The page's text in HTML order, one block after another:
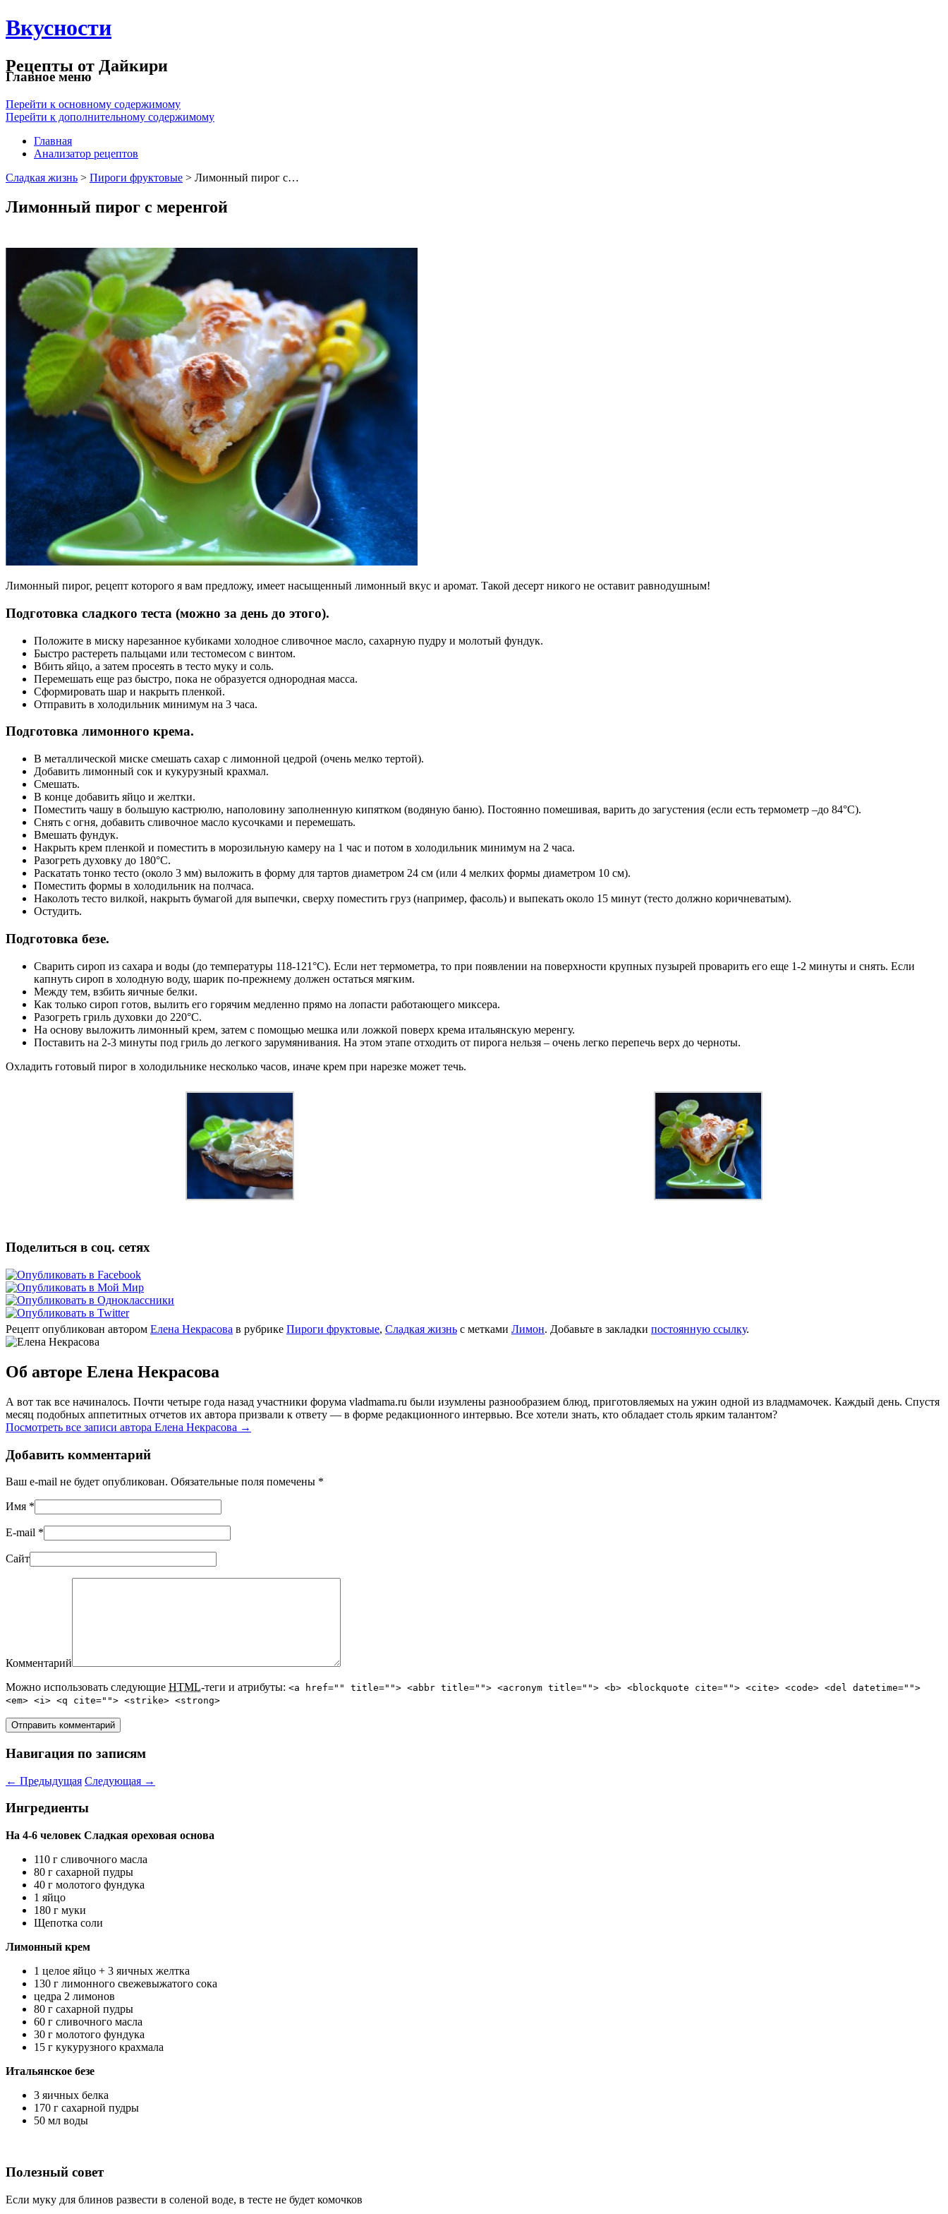
Вкусности
Рецепты от Дайкири
Главное меню
Перейти к основному содержимому
Перейти к дополнительному содержимому
Главная
Анализатор рецептов
Сладкая жизнь > Пироги фруктовые > Лимонный пирог с…
Лимонный пирог с меренгой
Лимонный пирог, рецепт которого я вам предложу, имеет насыщенный лимонный вкус и аромат. Такой десерт никого не оставит равнодушным!
Подготовка сладкого теста (можно за день до этого).
Положите в миску нарезанное кубиками холодное сливочное масло, сахарную пудру и молотый фундук.
Быстро растереть пальцами или тестомесом с винтом.
Вбить яйцо, а затем просеять в тесто муку и соль.
Перемешать еще раз быстро, пока не образуется однородная масса.
Сформировать шар и накрыть пленкой.
Отправить в холодильник минимум на 3 часа.
Подготовка лимонного крема.
В металлической миске смешать сахар с лимонной цедрой (очень мелко тертой).
Добавить лимонный сок и кукурузный крахмал.
Смешать.
В конце добавить яйцо и желтки.
Поместить чашу в большую кастрюлю, наполовину заполненную кипятком (водяную баню). Постоянно помешивая, варить до загустения (если есть термометр –до 84°C).
Снять с огня, добавить сливочное масло кусочками и перемешать.
Вмешать фундук.
Накрыть крем пленкой и поместить в морозильную камеру на 1 час и потом в холодильник минимум на 2 часа.
Разогреть духовку до 180°C.
Раскатать тонко тесто (около 3 мм) выложить в форму для тартов диаметром 24 см (или 4 мелких формы диаметром 10 см).
Поместить формы в холодильник на полчаса.
Наколоть тесто вилкой, накрыть бумагой для выпечки, сверху поместить груз (например, фасоль) и выпекать около 15 минут (тесто должно коричневатым).
Остудить.
Подготовка безе.
Сварить сироп из сахара и воды (до температуры 118-121°C). Если нет термометра, то при появлении на поверхности крупных пузырей проварить его еще 1-2 минуты и снять. Если
капнуть сироп в холодную воду, шарик по-прежнему должен остаться мягким.
Между тем, взбить яичные белки.
Как только сироп готов, вылить его горячим медленно прямо на лопасти работающего миксера.
Разогреть гриль духовки до 220°C.
На основу выложить лимонный крем, затем с помощью мешка или ложкой поверх крема итальянскую меренгу.
Поставить на 2-3 минуты под гриль до легкого зарумянивания. На этом этапе отходить от пирога нельзя – очень легко перепечь верх до черноты.
Охладить готовый пирог в холодильнике несколько часов, иначе крем при нарезке может течь.
Поделиться в соц. сетях
Рецепт опубликован автором Елена Некрасова в рубрике Пироги фруктовые, Сладкая жизнь с метками Лимон. Добавьте в закладки постоянную ссылку.
Об авторе Елена Некрасова
А вот так все начиналось. Почти четыре года назад участники форума vladmama.ru были изумлены разнообразием блюд, приготовляемых на ужин одной из владмамочек. Каждый день. Спустя
месяц подобных аппетитных отчетов их автора призвали к ответу — в форме редакционного интервью. Все хотели знать, кто обладает столь ярким талантом?
Посмотреть все записи автора Елена Некрасова →
Добавить комментарий
Ваш e-mail не будет опубликован. Обязательные поля помечены *
Имя *
E-mail *
Сайт
Комментарий
Можно использовать следующие HTML-теги и атрибуты: <a href="" title=""> <abbr title=""> <acronym title=""> <b> <blockquote cite=""> <cite> <code> <del datetime="">
<em> <i> <q cite=""> <strike> <strong>
Навигация по записям
← Предыдущая Следующая →
Ингредиенты
На 4-6 человек Сладкая ореховая основа
110 г сливочного масла
80 г сахарной пудры
40 г молотого фундука
1 яйцо
180 г муки
Щепотка соли
Лимонный крем
1 целое яйцо + 3 яичных желтка
130 г лимонного свежевыжатого сока
цедра 2 лимонов
80 г сахарной пудры
60 г сливочного масла
30 г молотого фундука
15 г кукурузного крахмала
Итальянское безе
3 яичных белка
170 г сахарной пудры
50 мл воды
Полезный совет
Если муку для блинов развести в соленой воде, в тесте не будет комочков